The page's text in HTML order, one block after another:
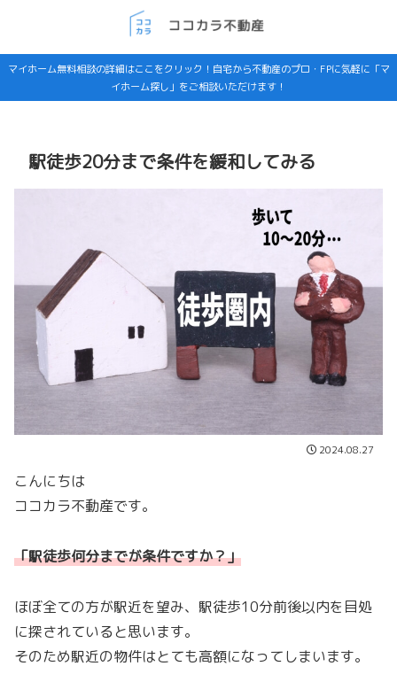
マイホーム無料相談の詳細はここをクリック！自宅から不動産のプロ・FPに気軽に「マ
イホーム探し」をご相談いただけます！
駅徒歩20分まで条件を緩和してみる
2024.08.27
こんにちは
ココカラ不動産です。
「駅徒歩何分までが条件ですか？」
ほぼ全ての方が駅近を望み、駅徒歩10分前後以内を目処
に探されていると思います。
そのため駅近の物件はとても高額になってしまいます。